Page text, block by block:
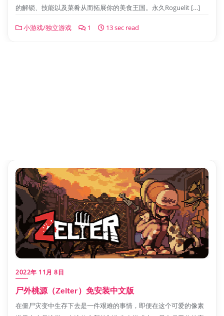
的解锁、技能以及菜肴从而拓展你的美食王国。永久Roguelit […]
小游戏/独立游戏 1 13 sec read
2022年 11月 8日
尸外桃源（Zelter）免安装中文版
在僵尸灾变中生存下去是一件艰难的事情，即便在这个可爱的像素